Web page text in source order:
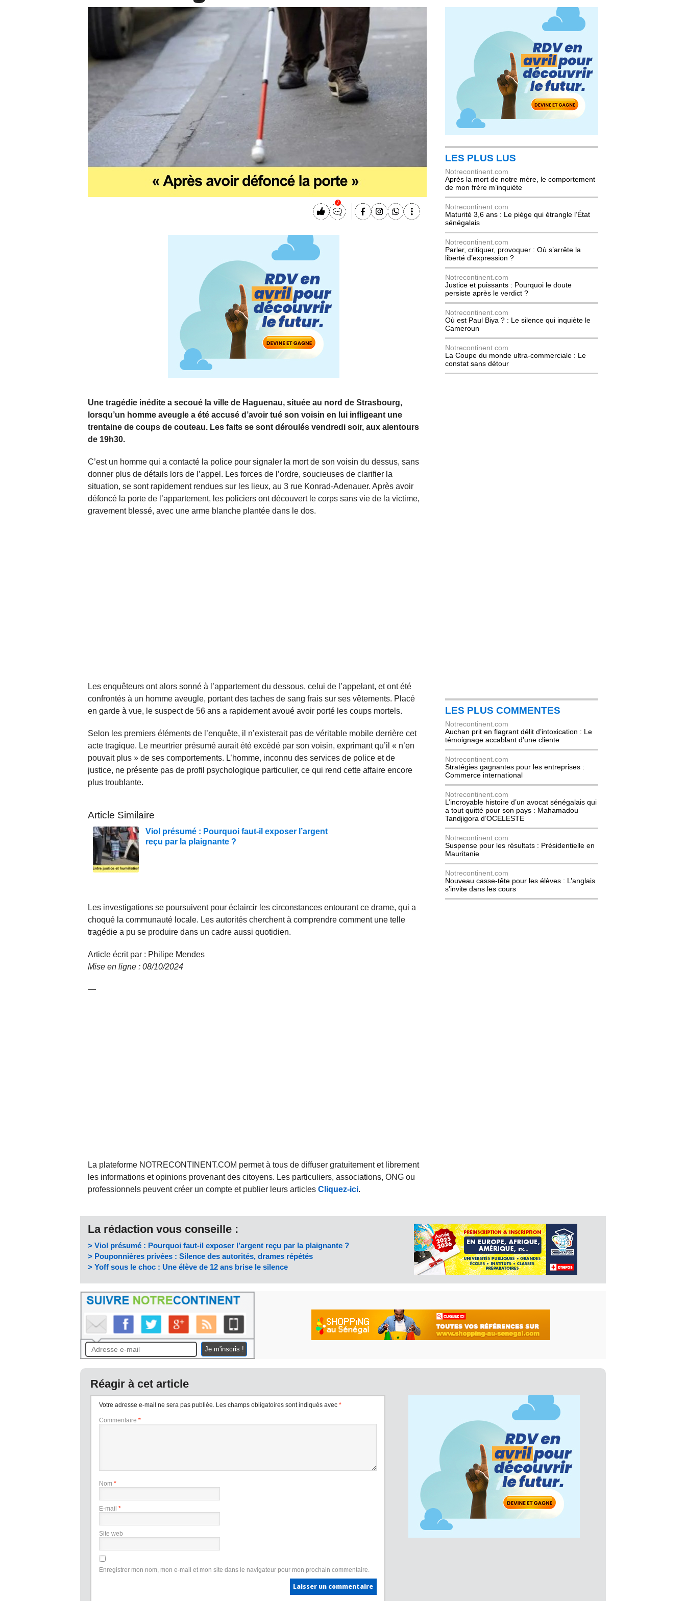
7
Une tragédie inédite a secoué la ville de Haguenau, située au nord de Strasbourg,
lorsqu’un homme aveugle a été accusé d’avoir tué son voisin en lui infligeant une
trentaine de coups de couteau. Les faits se sont déroulés vendredi soir, aux alentours
de 19h30.
C’est un homme qui a contacté la police pour signaler la mort de son voisin du dessus, sans
donner plus de détails lors de l’appel. Les forces de l’ordre, soucieuses de clarifier la
situation, se sont rapidement rendues sur les lieux, au 3 rue Konrad-Adenauer. Après avoir
défoncé la porte de l’appartement, les policiers ont découvert le corps sans vie de la victime,
gravement blessé, avec une arme blanche plantée dans le dos.
Les enquêteurs ont alors sonné à l’appartement du dessous, celui de l’appelant, et ont été
confrontés à un homme aveugle, portant des taches de sang frais sur ses vêtements. Placé
en garde à vue, le suspect de 56 ans a rapidement avoué avoir porté les coups mortels.
Selon les premiers éléments de l’enquête, il n’existerait pas de véritable mobile derrière cet
acte tragique. Le meurtrier présumé aurait été excédé par son voisin, exprimant qu’il « n’en
pouvait plus » de ses comportements. L’homme, inconnu des services de police et de
justice, ne présente pas de profil psychologique particulier, ce qui rend cette affaire encore
plus troublante.
Article Similaire
Viol présumé : Pourquoi faut-il exposer l’argent
reçu par la plaignante ?
Les investigations se poursuivent pour éclaircir les circonstances entourant ce drame, qui a
choqué la communauté locale. Les autorités cherchent à comprendre comment une telle
tragédie a pu se produire dans un cadre aussi quotidien.
Article écrit par : Philipe Mendes
Mise en ligne : 08/10/2024
—
La plateforme NOTRECONTINENT.COM permet à tous de diffuser gratuitement et librement
les informations et opinions provenant des citoyens. Les particuliers, associations, ONG ou
professionnels peuvent créer un compte et publier leurs articles Cliquez-ici.
LES PLUS LUS
Notrecontinent.com
Après la mort de notre mère, le comportement
de mon frère m’inquiète
Notrecontinent.com
Maturité 3,6 ans : Le piège qui étrangle l’État
sénégalais
Notrecontinent.com
Parler, critiquer, provoquer : Où s’arrête la
liberté d’expression ?
Notrecontinent.com
Justice et puissants : Pourquoi le doute
persiste après le verdict ?
Notrecontinent.com
Où est Paul Biya ? : Le silence qui inquiète le
Cameroun
Notrecontinent.com
La Coupe du monde ultra-commerciale : Le
constat sans détour
LES PLUS COMMENTES
Notrecontinent.com
Auchan prit en flagrant délit d’intoxication : Le
témoignage accablant d’une cliente
Notrecontinent.com
Stratégies gagnantes pour les entreprises :
Commerce international
Notrecontinent.com
L’incroyable histoire d’un avocat sénégalais qui
a tout quitté pour son pays : Mahamadou
Tandjigora d’OCELESTE
Notrecontinent.com
Suspense pour les résultats : Présidentielle en
Mauritanie
Notrecontinent.com
Nouveau casse-tête pour les élèves : L’anglais
s’invite dans les cours
La rédaction vous conseille :
> Viol présumé : Pourquoi faut-il exposer l’argent reçu par la plaignante ?
> Pouponnières privées : Silence des autorités, drames répétés
> Yoff sous le choc : Une élève de 12 ans brise le silence
Je m'inscris !
Réagir à cet article
Votre adresse e-mail ne sera pas publiée. Les champs obligatoires sont indiqués avec *
Commentaire *
Nom *
E-mail *
Site web
Enregistrer mon nom, mon e-mail et mon site dans le navigateur pour mon prochain commentaire.